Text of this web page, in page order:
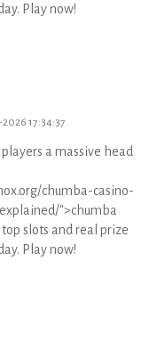
Play now!
17:34:37
a massive head
chumba-casino-
">chumba
slots and real prize
Play now!